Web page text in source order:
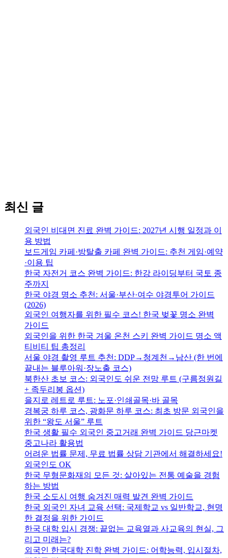
최신 글
외국인 비대면 진료 완벽 가이드: 2027년 시행 일정과 이
용 방법
보드게임 카페·방탈출 카페 완벽 가이드: 추천 게임·예약
·이용 팁
한국 자전거 코스 완벽 가이드: 한강 라이딩부터 국토 종
주까지
한국 야경 명소 추천: 서울·부산·여수 야경투어 가이드
(2026)
외국인 여행자를 위한 필수 코스! 한국 벚꽃 명소 완벽
가이드
외국인을 위한 한국 겨울 온천 스키 완벽 가이드 명소 액
티비티 팁 총정리
서울 야경 촬영 루트 추천: DDP→청계천→남산 (한 번에
끝내는 블루아워·장노출 코스)
북한산 초보 코스: 외국인도 쉬운 전망 루트 (구름정원길
+ 족두리봉 옵션)
을지로 레트로 루트: 노포·인쇄골목·바 골목
경복궁 하루 코스, 광화문 하루 코스: 최초 방문 외국인을
위한 “왕도 서울” 루트
한국 생활 필수 외국인 중고거래 완벽 가이드 당근마켓
중고나라 활용법
어려운 법률 문제, 무료 법률 상담 기관에서 해결하세요!
외국인도 OK
한국 무형문화재의 모든 것: 살아있는 전통 예술을 경험
하는 방법
한국 소도시 여행 숨겨진 매력 발견 완벽 가이드
한국 외국인 자녀 교육 선택: 국제학교 vs 일반학교, 현명
한 결정을 위한 가이드
한국 대학 입시 경쟁: 끝없는 교육열과 사교육의 현실, 그
리고 미래는?
외국인 한국대학 진학 완벽 가이드: 어학능력, 입시절차,